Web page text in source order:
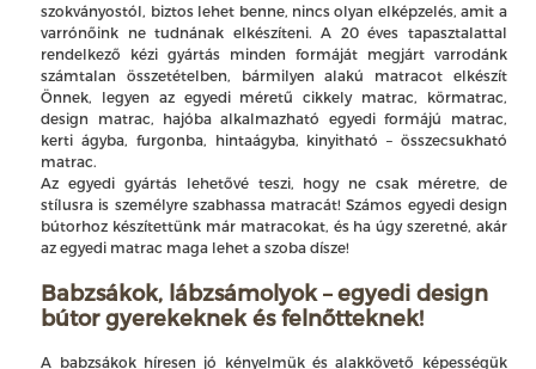
szokványostól, biztos lehet benne, nincs olyan elképzelés, amit a
varrónőink ne tudnának elkészíteni. A 20 éves tapasztalattal
rendelkező kézi gyártás minden formáját megjárt varrodánk
számtalan összetételben, bármilyen alakú matracot elkészít
Önnek, legyen az egyedi méretű cikkely matrac, körmatrac,
design matrac, hajóba alkalmazható egyedi formájú matrac,
kerti ágyba, furgonba, hintaágyba, kinyitható – összecsukható
matrac.
Az egyedi gyártás lehetővé teszi, hogy ne csak méretre, de
stílusra is személyre szabhassa matracát! Számos egyedi design
bútorhoz készítettünk már matracokat, és ha úgy szeretné, akár
az egyedi matrac maga lehet a szoba dísze!
Babzsákok, lábzsámolyok – egyedi design
bútor gyerekeknek és felnőtteknek!
A babzsákok híresen jó kényelmük és alakkövető képességük